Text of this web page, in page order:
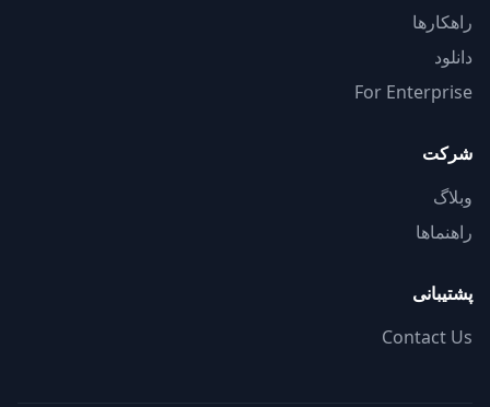
راهکارها
دانلود
For Enterprise
شرکت
وبلاگ
راهنماها
پشتیبانی
Contact Us